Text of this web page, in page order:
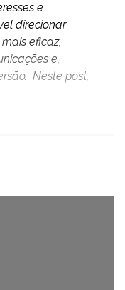
e
direcionar
eficaz,
e,
Neste post,